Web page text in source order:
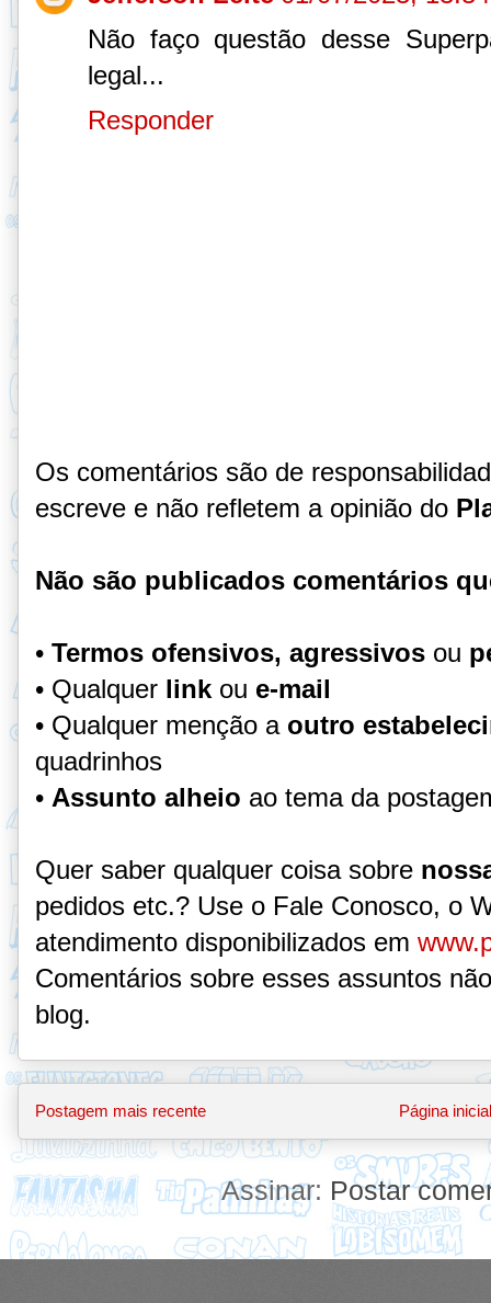
Não faço questão desse
legal...
Responder
Os comentários são de
escreve e não refletem a opinião do
Não são publicados comentários
• Termos ofensivos, agressivos ou
• Qualquer link ou e-mail
• Qualquer menção a outro
quadrinhos
• Assunto alheio ao tema da
Quer saber qualquer coisa sobre
pedidos etc.? Use o Fale Conosco, o
atendimento disponibilizados em
Comentários sobre esses assuntos
blog.
Postagem mais recente Página inicial
Assinar: Postar